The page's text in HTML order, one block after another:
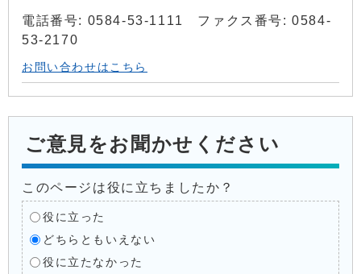
電話番号: 0584-53-1111 ファクス番号: 0584-
53-2170
お問い合わせはこちら
ご意見をお聞かせください
このページは役に立ちましたか？
役に立った
どちらともいえない
役に立たなかった